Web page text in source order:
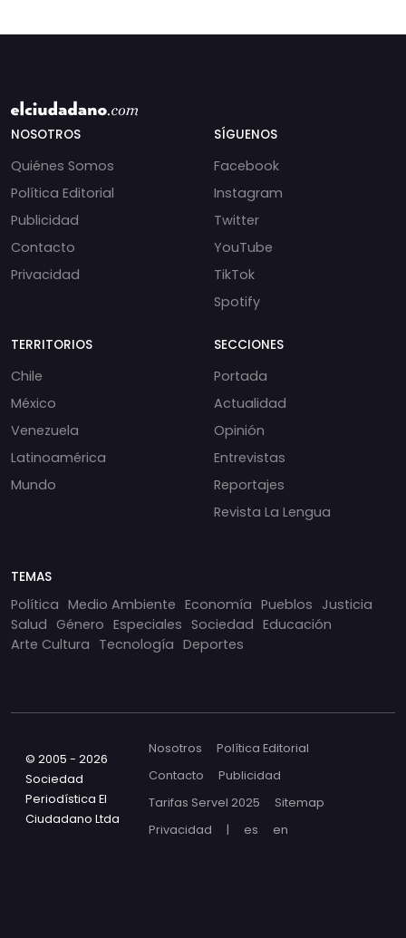
NOSOTROS
Quiénes Somos
Política Editorial
Publicidad
Contacto
Privacidad
SÍGUENOS
Facebook
Instagram
Twitter
YouTube
TikTok
Spotify
TERRITORIOS
Chile
México
Venezuela
Latinoamérica
Mundo
SECCIONES
Portada
Actualidad
Opinión
Entrevistas
Reportajes
Revista La Lengua
TEMAS
Política Medio Ambiente Economía Pueblos Justicia
Salud Género Especiales Sociedad Educación
Arte Cultura Tecnología Deportes
© 2005 - 2026
Sociedad
Periodística El
Ciudadano Ltda
Nosotros
Política Editorial
Contacto
Publicidad
Tarifas Servel 2025
Sitemap
Privacidad
| es en